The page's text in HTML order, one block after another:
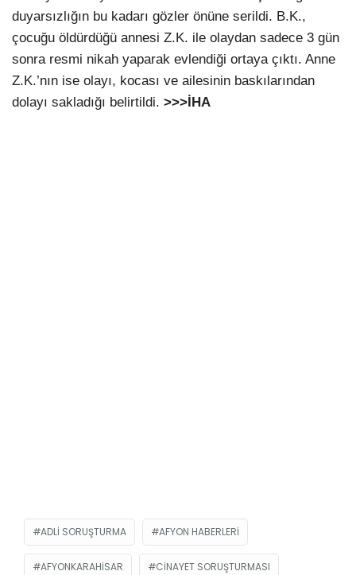
duyarsızlığın bu kadarı gözler önüne serildi. B.K.,
çocuğu öldürdüğü annesi Z.K. ile olaydan sadece 3 gün
sonra resmi nikah yaparak evlendiği ortaya çıktı. Anne
Z.K.’nın ise olayı, kocası ve ailesinin baskılarından
dolayı sakladığı belirtildi. >>>İHA
ADLI SORUŞTURMA AFYON HABERLERI
AFYONKARAHISAR CINAYET SORUŞTURMASI